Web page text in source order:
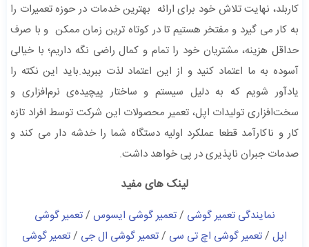
کاربلد، نهایت تلاش خود برای ارائه بهترین خدمات در حوزه تعمیرات را
به کار می گیرد و مفتخر هستیم تا در کوتاه ترین زمان ممکن و با صرف
حداقل هزینه، مشتریان خود را تمام و کمال راضی نگه داریم؛ با خیالی
آسوده به ما اعتماد کنید و از این اعتماد لذت ببرید.باید این نکته را
یادآور شویم که به دلیل سیستم و ساختار پیچیده‌ی نرم‌افزاری و
سخت‌افزاری تولیدات اپل، تعمیر محصولات این شرکت توسط افراد تازه
کار و ناکارآمد قطعا عملکرد اولیه دستگاه شما را خدشه دار می کند و
صدمات جبران ناپذیری در پی خواهد داشت.
لینک های مفید
نمایندگی تعمیر گوشی /تعمیر گوشی ایسوس /تعمیر گوشی
اپل /تعمیر گوشی اچ تی سی /تعمیر گوشی ال جی /تعمیر گوشی